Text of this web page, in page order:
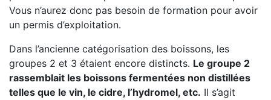
Vous n’aurez donc pas besoin de formation pour avoir
un permis d’exploitation.
Dans l’ancienne catégorisation des boissons, les
groupes 2 et 3 étaient encore distincts. Le groupe 2
rassemblait les boissons fermentées non distillées
telles que le vin, le cidre, l’hydromel, etc. Il s’agit